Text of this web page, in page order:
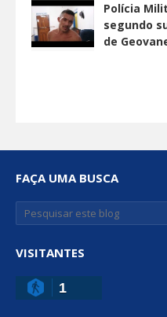
Polícia
segundo
de
FAÇA UMA BUSCA
VISITANTES
1